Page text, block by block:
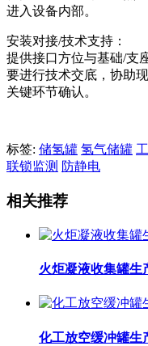
进入设备内部。
安装对接/技术支持：
提供接口方位与基础/支
要进行技术交底，协助
关键环节确认。
标签: 储氢罐 氢气储罐
联锁监测 防静电
相关推荐
火炬凝液收集罐生
化工放空缓冲罐生